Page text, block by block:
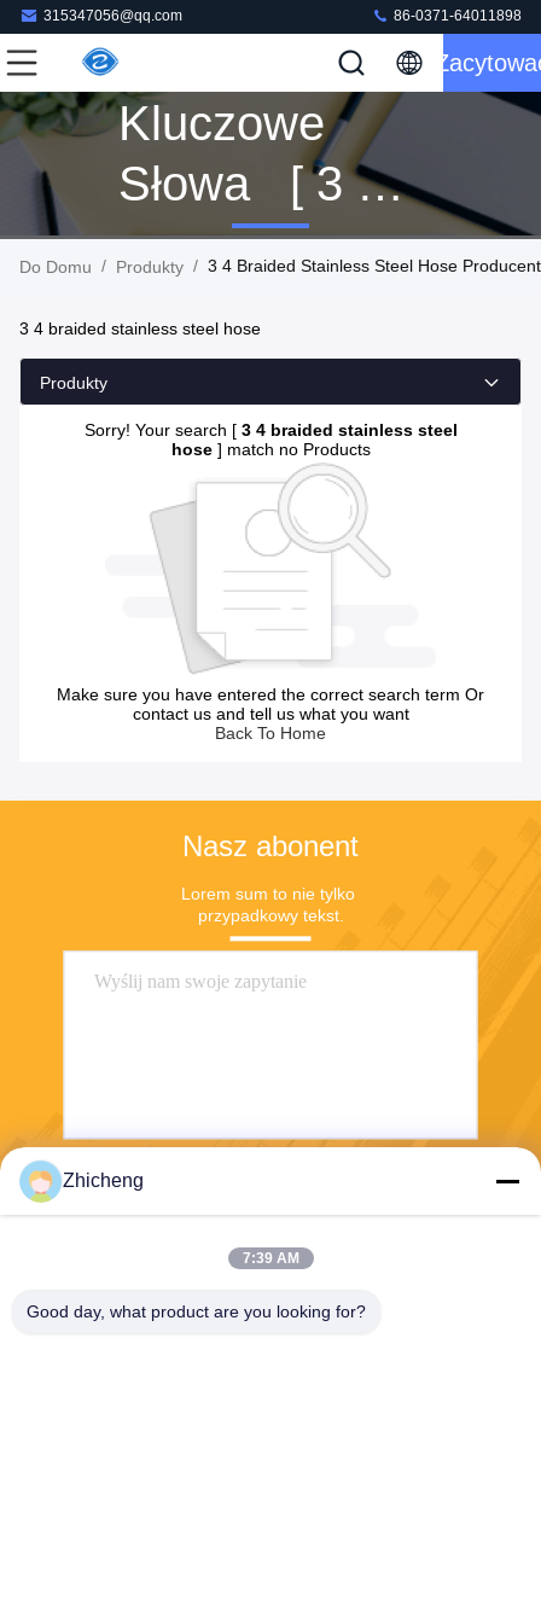
315347056@qq.com 86-0371-64011898
Kluczowe
Słowa [ 3 4
Braided
Steel Hose ]
Dopasowanie
0 Produkty
Do Domu / Produkty / 3 4 Braided Stainless Steel Hose
3 4 braided stainless steel hose
Produkty
Sorry! Your search [ 3 4 braided stainless steel
hose] match no Products
Make sure you have entered the correct search term Or
contact us and tell us what you want
Back To Home
Nasz abonent
Lorem sum to nie tylko
przypadkowy tekst.
Zhicheng
7:39 AM
Good day, what product are you looking for?